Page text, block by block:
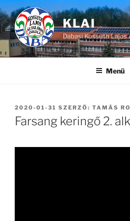
Tartalomhoz
KLAI
Dabasi Kossuth Lajos
Menü
BEKÜLDVE:
2020-01-31 SZERZŐ: TAMÁS
Farsang keringő 2.